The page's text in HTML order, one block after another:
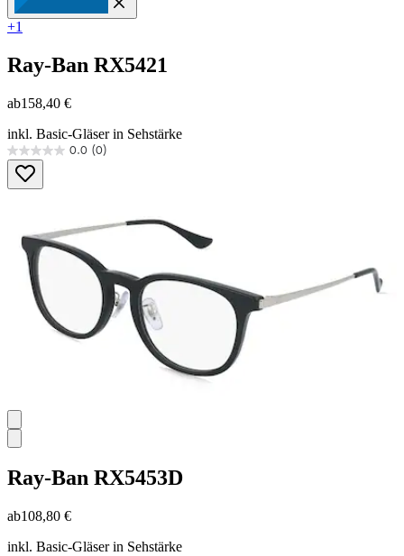
+1
Ray-Ban RX5421
ab158,40 €
inkl. Basic-Gläser in Sehstärke
0.0 (0)
0.0
von
5
Ray-Ban RX5453D
ab108,80 €
inkl. Basic-Gläser in Sehstärke